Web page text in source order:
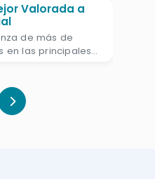
de Luxor
los templos y
faraones
egiptólogo.
Valorada a
de más de
en las principales